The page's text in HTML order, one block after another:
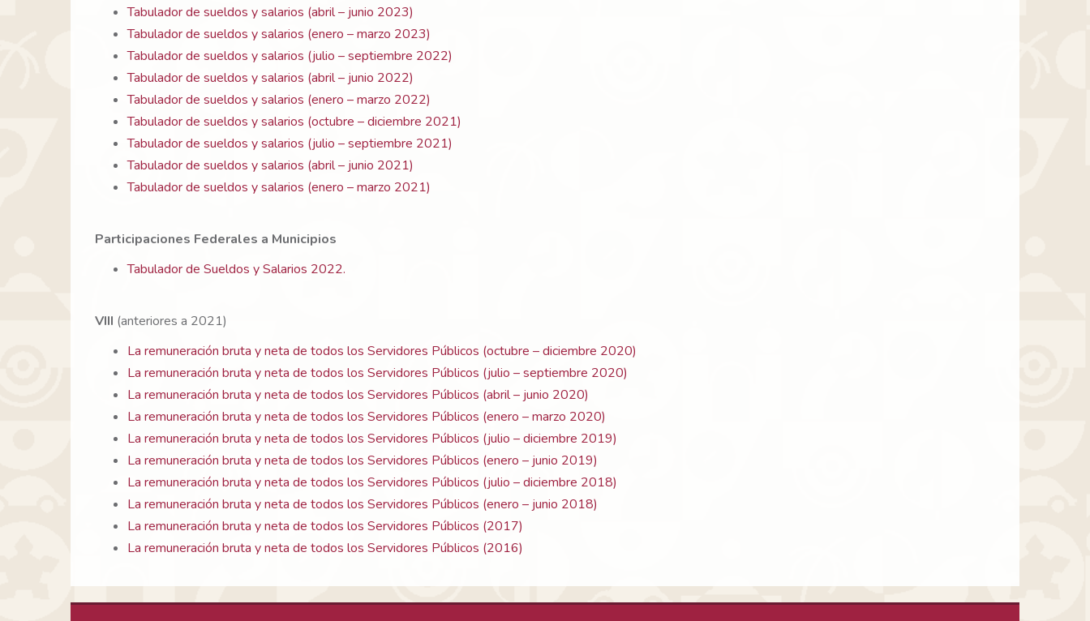
Tabulador de sueldos y salarios (abril – junio 2023)
Tabulador de sueldos y salarios (enero – marzo 2023)
Tabulador de sueldos y salarios (julio – septiembre 2022)
Tabulador de sueldos y salarios (abril – junio 2022)
Tabulador de sueldos y salarios (enero – marzo 2022)
Tabulador de sueldos y salarios (octubre – diciembre 2021)
Tabulador de sueldos y salarios (julio – septiembre 2021)
Tabulador de sueldos y salarios (abril – junio 2021)
Tabulador de sueldos y salarios (enero – marzo 2021)
Participaciones Federales a Municipios
Tabulador de Sueldos y Salarios 2022.
VIII (anteriores a 2021)
La remuneración bruta y neta de todos los Servidores Públicos (octubre – diciembre 2020)
La remuneración bruta y neta de todos los Servidores Públicos (julio – septiembre 2020)
La remuneración bruta y neta de todos los Servidores Públicos (abril – junio 2020)
La remuneración bruta y neta de todos los Servidores Públicos (enero – marzo 2020)
La remuneración bruta y neta de todos los Servidores Públicos (julio – diciembre 2019)
La remuneración bruta y neta de todos los Servidores Públicos (enero – junio 2019)
La remuneración bruta y neta de todos los Servidores Públicos (julio – diciembre 2018)
La remuneración bruta y neta de todos los Servidores Públicos (enero – junio 2018)
La remuneración bruta y neta de todos los Servidores Públicos (2017)
La remuneración bruta y neta de todos los Servidores Públicos (2016)